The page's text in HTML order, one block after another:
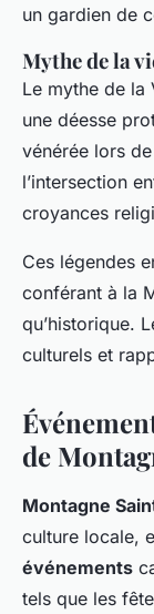
un gardien de
Mythe de la
Le mythe de la
une déesse
vénérée lors
l’intersection
croyances
Ces légendes
conférant à la
qu’historique.
culturels et
de
Montagne
culture locale,
événements
tels que les